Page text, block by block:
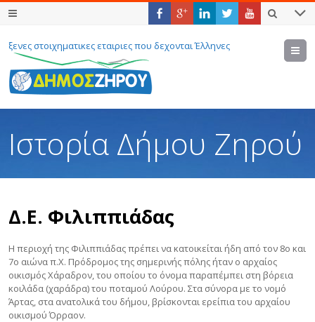
ξενες στοιχηματικες εταιριες που δεχονται Έλληνες
Ιστορία Δήμου Ζηρού
Δ.Ε. Φιλιππιάδας
Η περιοχή της Φιλιππιάδας πρέπει να κατοικείται ήδη από τον 8ο και
7ο αιώνα π.Χ. Πρόδρομος της σημερινής πόλης ήταν ο αρχαίος
οικισμός Χάραδρον, του οποίου το όνομα παραπέμπει στη βόρεια
κοιλάδα (χαράδρα) του ποταμού Λούρου. Στα σύνορα με το νομό
Άρτας, στα ανατολικά του δήμου, βρίσκονται ερείπια του αρχαίου
οικισμού Όρραον.